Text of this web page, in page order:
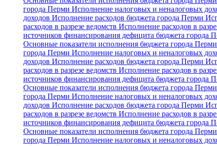
города Перми Исполнение налоговых и неналоговых
доходов Исполнение расходов бюджета города Перми
расходов в разрезе ведомств Исполнение расходов в
источников финансирования дефицита бюджета города
Основные показатели исполнения бюджета города
города Перми Исполнение налоговых и неналоговых
доходов Исполнение расходов бюджета города Перми
расходов в разрезе ведомств Исполнение расходов в
источников финансирования дефицита бюджета города
Основные показатели исполнения бюджета города
города Перми Исполнение налоговых и неналоговых
доходов Исполнение расходов бюджета города Перми
расходов в разрезе ведомств Исполнение расходов в
источников финансирования дефицита бюджета города
Основные показатели исполнения бюджета города
города Перми Исполнение налоговых и неналоговых